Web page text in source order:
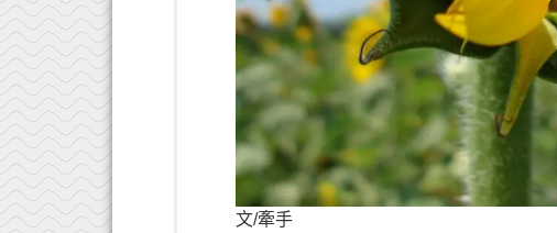
文/牽手